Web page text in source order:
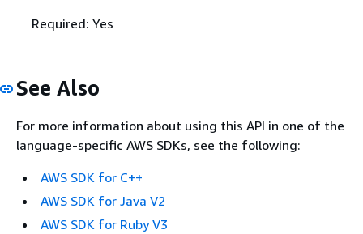
Required: Yes
See Also
For more information about using this API in one of the
language-specific AWS SDKs, see the following:
AWS SDK for C++
AWS SDK for Java V2
AWS SDK for Ruby V3